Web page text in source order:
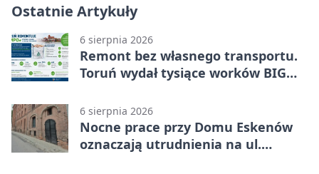
Ostatnie Artykuły
6 sierpnia 2026
Remont bez własnego transportu.
Toruń wydał tysiące worków BIG
6 sierpnia 2026
Nocne prace przy Domu Eskenów
oznaczają utrudnienia na ul.